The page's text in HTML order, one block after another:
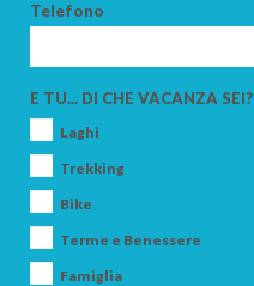
Telefono
E TU... DI CHE VACANZA SEI?
Laghi
Trekking
Bike
Terme e Benessere
Famiglia